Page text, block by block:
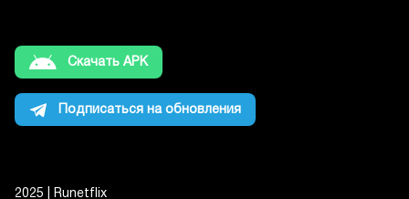
Скачать APK
Подписаться на обновления
2025 | Runetflix